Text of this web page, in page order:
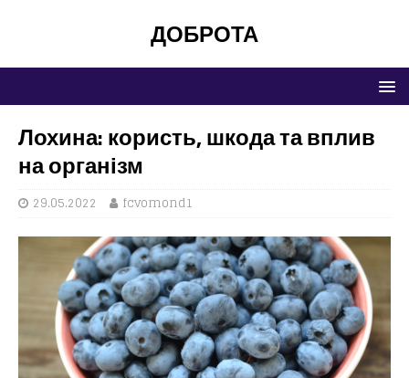
ДОБРОТА
Лохина: користь, шкода та вплив
на організм
29.05.2022 fcvomond1